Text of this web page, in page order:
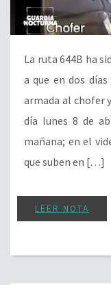
La ruta 644B ha
a que en dos
armada al chofer
día lunes 8 de
mañana; en el
que suben en […]
LEER NOTA